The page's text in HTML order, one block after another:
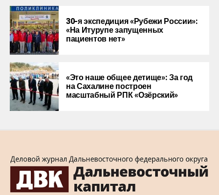
30-я экспедиция «Рубежи России»:
«На Итурупе запущенных
пациентов нет»
«Это наше общее детище»: За год
на Сахалине построен
масштабный РПК «Озёрский»